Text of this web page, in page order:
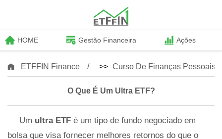
HOME Gestão Financeira Ações
ETFFIN Finance >> Curso De Finanças Pessoais
O Que É Um Ultra ETF?
Um ultra ETF é um tipo de fundo negociado em
bolsa que visa fornecer melhores retornos do que o